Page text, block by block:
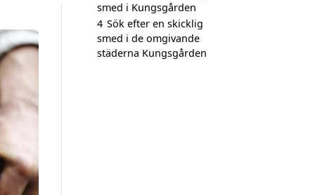
smed i Kungsgården
4 Sök efter en skicklig
smed i de omgivande
städerna Kungsgården